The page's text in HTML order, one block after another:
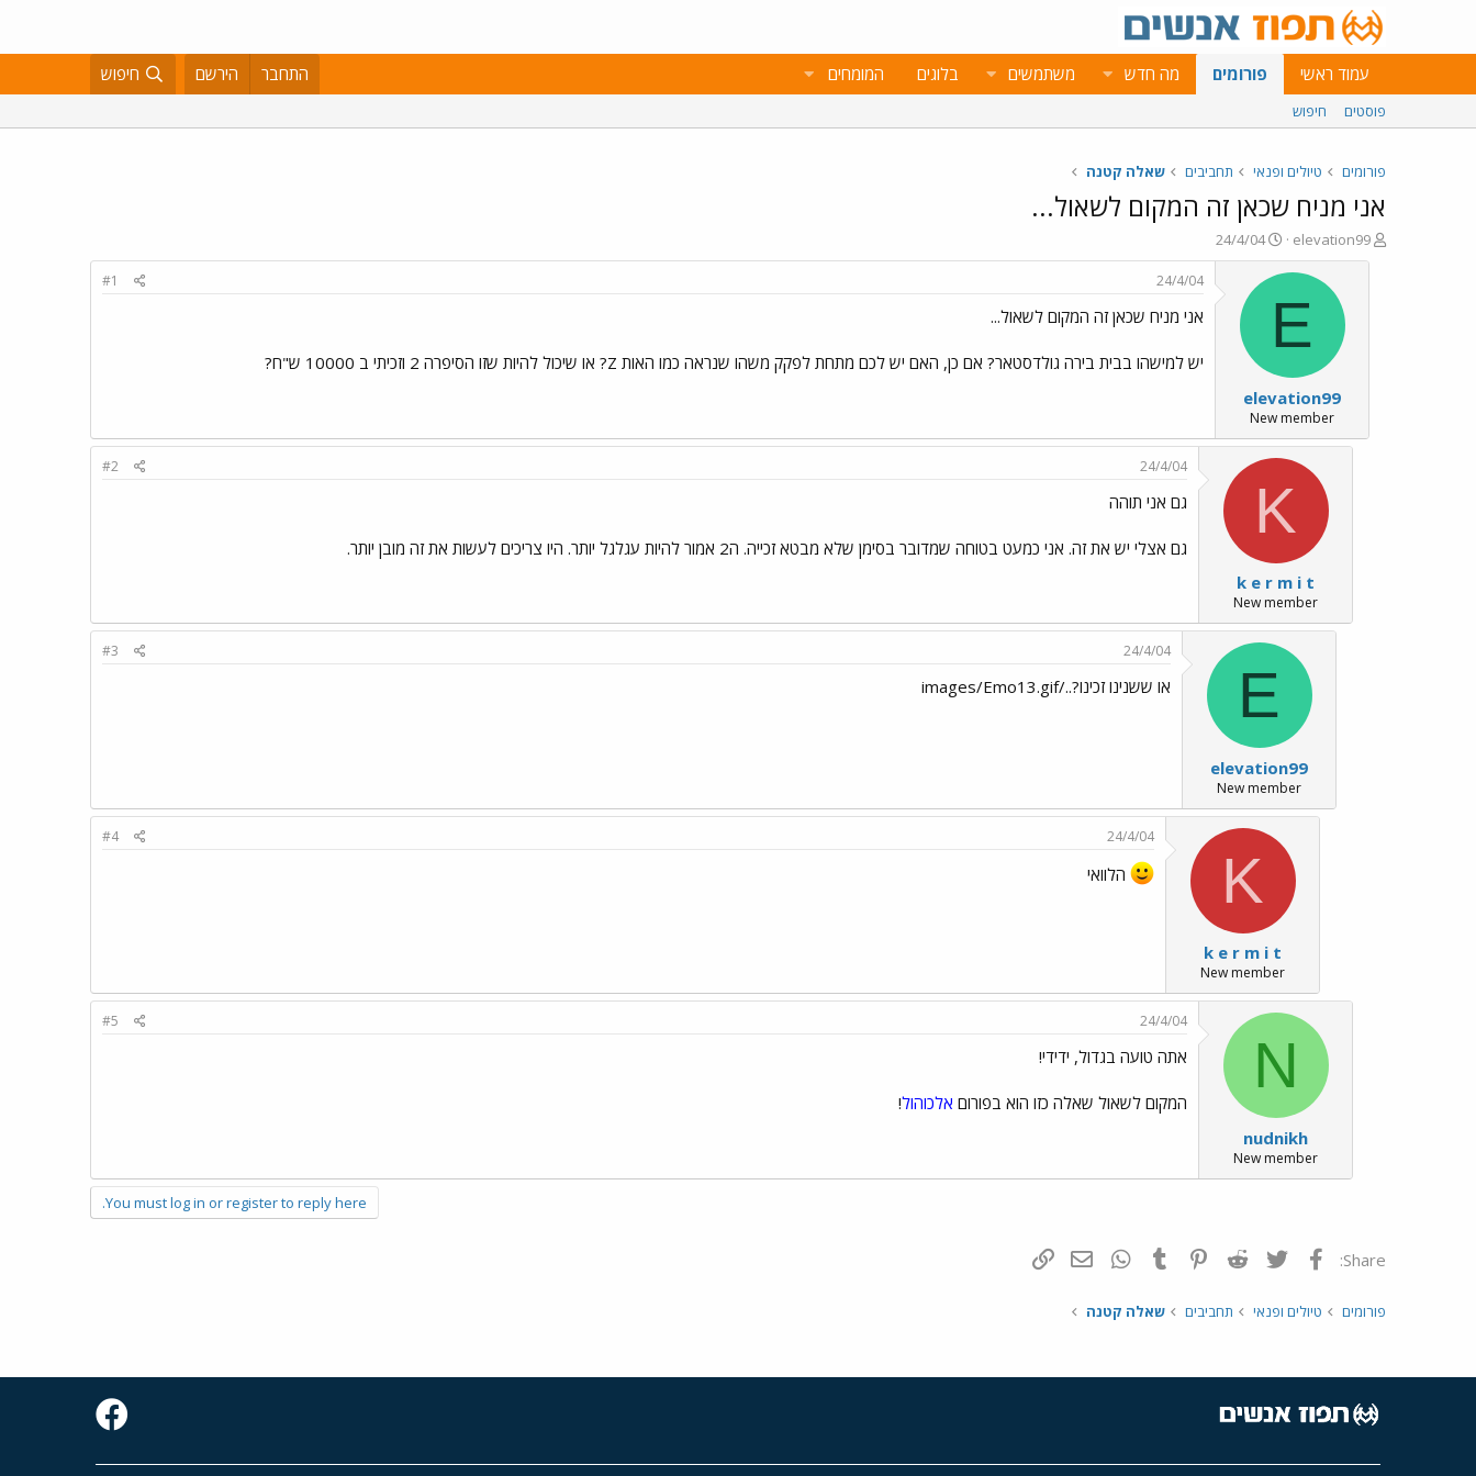
עמוד ראשי פורומים מה חדש משתמשים בלוגים המומחים התחבר הירשם חיפוש
פוסטים חיפוש
פורומים טיולים ופנאי תחביבים שאלה קטנה
אני מניח שכאן זה המקום לשאול...
פ
ו
elevation99
פ
ו
ר
א
ר
י
ך
24/4/04
E
elevation99
New member
24/4/04
#1
אני מניח שכאן זה המקום לשאול...
יש למישהו בבית בירה גולדסטאר? אם כן, האם יש לכם מתחת לפקק משהו שנראה כמו האות Z? או שיכול להיות שזו הסיפרה 2 וזכיתי ב 10000 ש"ח?
K
k e r m i t
New member
24/4/04
#2
גם אני תוהה
גם אצלי יש את זה. אני כמעט בטוחה שמדובר בסימן שלא מבטא זכייה. ה2 אמור להיות עגלגל יותר. היו צריכים לעשות את זה מובן יותר.
E
elevation99
New member
24/4/04
#3
או ששנינו זכינו?../images/Emo13.gif
K
k e r m i t
New member
24/4/04
#4
הלוואי
N
nudnikh
New member
24/4/04
#5
אתה טועה בגדול, ידידי!
המקום לשאול שאלה כזו הוא בפורום אלכוהול!
You must log in or register to reply here.
Share: פייסבוק Twitter
Reddit
Pinterest
Tumblr
WhatsAppדואר אלקטרוני
פורומים טיולים ופנאי תחביבים שאלה קטנה